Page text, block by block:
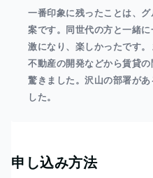
一番印象に残ったことは、
案です。同世代の方と一緒
激になり、楽しかったです
不動産の開発などから賃貸
驚きました。沢山の部署が
した。
申し込み方法